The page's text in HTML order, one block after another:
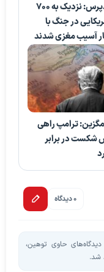
آسوشیتدپرس: نزدیک به ۷۰۰
در جنگ با
آسیب مغزی شدند
ترامپ راهی
شکست در برابر
0 دیدگاه
حاوی توهین،
شد.